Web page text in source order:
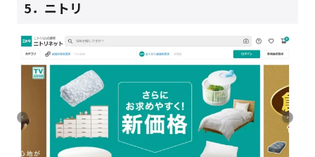
5．ニトリ